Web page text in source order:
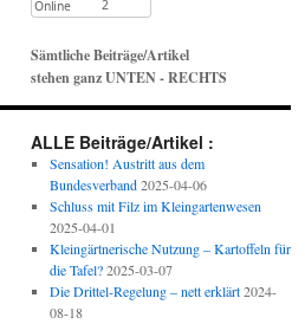
Sämtliche Beiträge/Artikel
stehen ganz UNTEN - RECHTS
ALLE Beiträge/Artikel :
Sensation! Austritt aus dem
Bundesverband 2025-04-06
Schluss mit Filz im Kleingartenwesen
2025-04-01
Kleingärtnerische Nutzung – Kartoffeln für
die Tafel? 2025-03-07
Die Drittel-Regelung – nett erklärt 2024-
08-18